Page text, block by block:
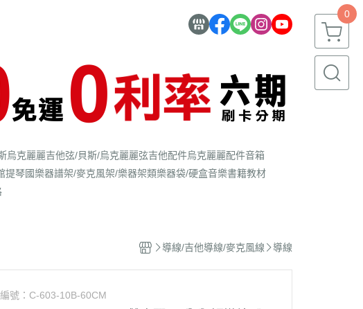
0
烏克麗麗吉他弦/貝斯/烏克麗麗弦吉他配件烏克麗麗配件音箱
提琴國樂器譜架/麥克風架/樂器架類樂器袋/硬盒音樂書籍教材
導線/吉他導線/麥克風線 導線
號： C-603-10B-60CM